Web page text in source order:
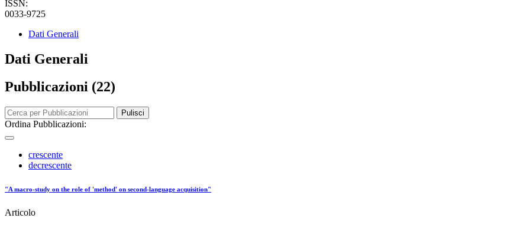
ISSN:
0033-9725
Dati Generali
Dati Generali
Pubblicazioni (22)
Pulisci
Ordina Pubblicazioni:
crescente
decrescente
"A macro-study on the role of 'method' on second-language acquisition"
Articolo